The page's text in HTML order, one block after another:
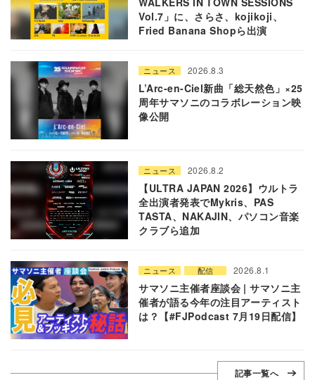
Vol.7」に、さらさ、kojikoji、
Fried Banana Shopら出演
ニュース 2026.8.3
L’Arc-en-Ciel新曲「総天然色」×25
周年サマソニのコラボレーション映
像公開
ニュース 2026.8.2
【ULTRA JAPAN 2026】ウルトラ
全出演者発表でMykris、PAS
TASTA、NAKAJIN、パソコン音楽
クラブら追加
ニュース 配信 2026.8.1
サマソニ主催者座談会 | サマソニ主
催者が語る今年の注目アーティスト
は？【#FJPodcast 7月19日配信】
記事一覧へ